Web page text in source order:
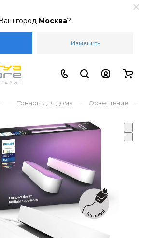
город Москва?
Изменить
– Товары для дома – Освещение –